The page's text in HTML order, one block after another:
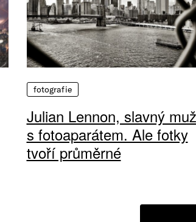
fotografie
Julian Lennon, slavný muž
s fotoaparátem. Ale fotky
tvoří průměrné